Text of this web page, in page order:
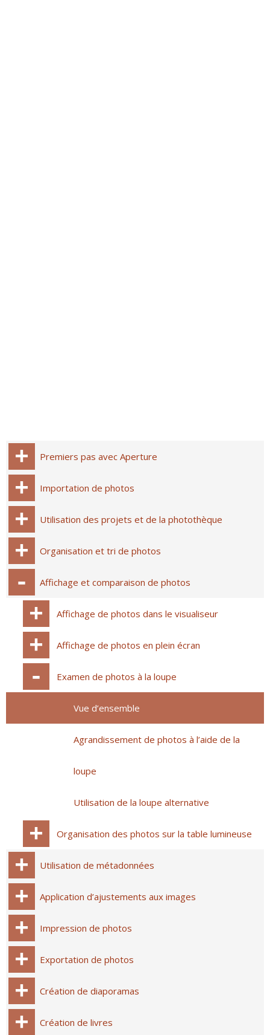
Premiers pas avec Aperture
Importation de photos
Utilisation des projets et de la photothèque
Organisation et tri de photos
Affichage et comparaison de photos
Affichage de photos dans le visualiseur
Affichage de photos en plein écran
Examen de photos à la loupe
Vue d’ensemble
Agrandissement de photos à l’aide de la
loupe
Utilisation de la loupe alternative
Organisation des photos sur la table lumineuse
Utilisation de métadonnées
Application d’ajustements aux images
Impression de photos
Exportation de photos
Création de diaporamas
Création de livres